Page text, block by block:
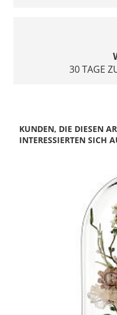
30 TAGE
KUNDEN, DIE DIESEN
INTERESSIERTEN SICH